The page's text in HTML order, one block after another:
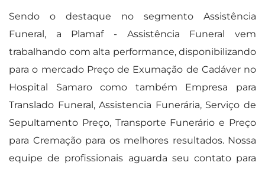
Sendo o destaque no segmento Assistência
Funeral, a Plamaf - Assistência Funeral vem
trabalhando com alta performance, disponibilizando
para o mercado Preço de Exumação de Cadáver no
Hospital Samaro como também Empresa para
Translado Funeral, Assistencia Funerária, Serviço de
Sepultamento Preço, Transporte Funerário e Preço
para Cremação para os melhores resultados. Nossa
equipe de profissionais aguarda seu contato para